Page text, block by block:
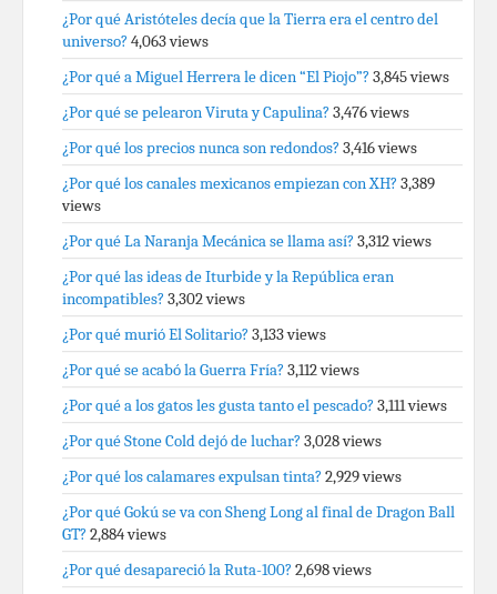
¿Por qué Aristóteles decía que la Tierra era el centro del
universo? 4,063 views
¿Por qué a Miguel Herrera le dicen “El Piojo”? 3,845 views
¿Por qué se pelearon Viruta y Capulina? 3,476 views
¿Por qué los precios nunca son redondos? 3,416 views
¿Por qué los canales mexicanos empiezan con XH? 3,389
views
¿Por qué La Naranja Mecánica se llama así? 3,312 views
¿Por qué las ideas de Iturbide y la República eran
incompatibles? 3,302 views
¿Por qué murió El Solitario? 3,133 views
¿Por qué se acabó la Guerra Fría? 3,112 views
¿Por qué a los gatos les gusta tanto el pescado? 3,111 views
¿Por qué Stone Cold dejó de luchar? 3,028 views
¿Por qué los calamares expulsan tinta? 2,929 views
¿Por qué Gokú se va con Sheng Long al final de Dragon Ball
GT? 2,884 views
¿Por qué desapareció la Ruta-100? 2,698 views